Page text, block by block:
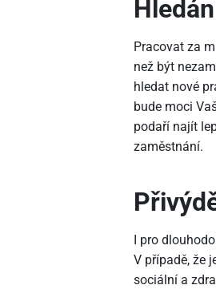
Pracovat za
než být
hledat nové
bude moci
podaří najít
zaměstnání.
I pro
V případě, že
sociální a